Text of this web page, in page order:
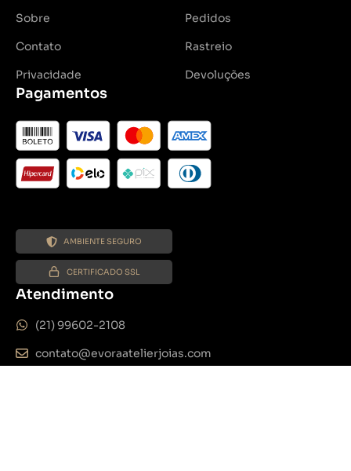
Sobre
Contato
Privacidade
Pedidos
Rastreio
Devoluções
Pagamentos
AMBIENTE SEGURO
CERTIFICADO SSL
Atendimento
(21) 99602-2108
contato@evoraatelierjoias.com